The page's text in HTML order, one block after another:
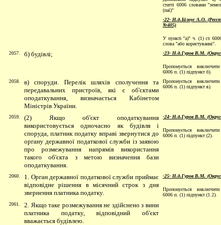
статті 6006 словами
(паї)"
-22- Н.д.Білоус А.О.
№405)
У пункті "а)" ч. (1) ст.
слова "або користуванні".
2057.
б) будівлі; -23- Н.д.Гуров В.М.
Пропонується
6006 п. (1) підпункт б).
2058.
в) споруди. Перелік шляхів сполучення та
передавальних пристроїв, які є об'єктами
оподаткування, визначається Кабінетом
Міністрів України.
Пропонується
6006 п. (1) підпункт в).
2059.
(2) Якщо об'єкт оподаткування
використовується одночасно як будівля і
споруда, платник податку вправі звернутися до
органу державної податкової служби із заявою
про розмежування напрямів використання
такого об'єкта з метою визначення бази
оподаткування.
-24- Н.д.Гуров В.М.
Пропонується
6006 п. (1) підпункт (2).
2060.
1. Орган державної податкової служби приймає
відповідне рішення в місячний строк з дня
звернення платника податку.
-25- Н.д.Гуров В.М.
Пропонується
6006 п. (1) підпункт (1.2).
2061.
2. Якщо таке розмежування не здійснено з вини
платника податку, відповідний об'єкт
вважається будівлею.